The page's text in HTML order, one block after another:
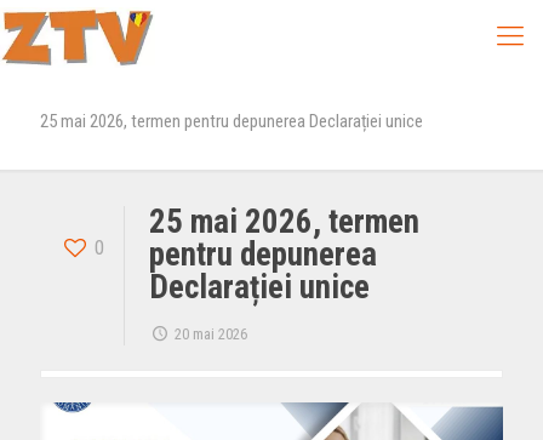
25 mai 2026, termen pentru depunerea Declarației unice
0
25 mai 2026, termen
pentru depunerea
Declarației unice
20 mai 2026